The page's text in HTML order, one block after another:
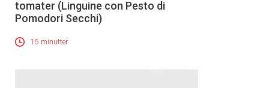
tomater (Linguine con Pesto di
Pomodori Secchi)
15 minutter